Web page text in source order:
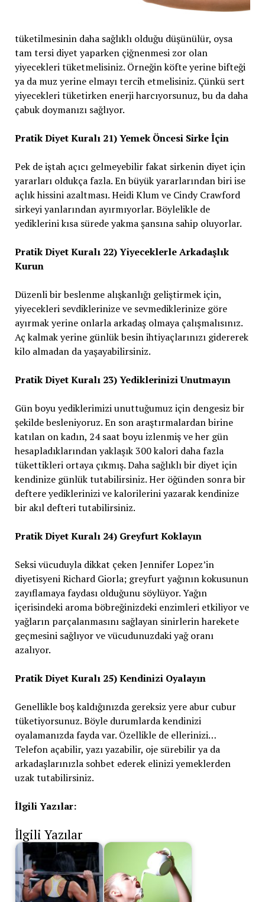
tüketilmesinin daha sağlıklı olduğu düşünülür, oysa
tam tersi diyet yaparken çiğnenmesi zor olan
yiyecekleri tüketmelisiniz. Örneğin köfte yerine bifteği
ya da muz yerine elmayı tercih etmelisiniz. Çünkü sert
yiyecekleri tüketirken enerji harcıyorsunuz, bu da daha
çabuk doymanızı sağlıyor.
Pratik Diyet Kuralı 21) Yemek Öncesi Sirke İçin
Pek de iştah açıcı gelmeyebilir fakat sirkenin diyet için
yararları oldukça fazla. En büyük yararlarından biri ise
açlık hissini azaltması. Heidi Klum ve Cindy Crawford
sirkeyi yanlarından ayırmıyorlar. Böylelikle de
yediklerini kısa sürede yakma şansına sahip oluyorlar.
Pratik Diyet Kuralı 22) Yiyeceklerle Arkadaşlık
Kurun
Düzenli bir beslenme alışkanlığı geliştirmek için,
yiyecekleri sevdiklerinize ve sevmediklerinize göre
ayırmak yerine onlarla arkadaş olmaya çalışmalısınız.
Aç kalmak yerine günlük besin ihtiyaçlarınızı gidererek
kilo almadan da yaşayabilirsiniz.
Pratik Diyet Kuralı 23) Yediklerinizi Unutmayın
Gün boyu yediklerimizi unuttuğumuz için dengesiz bir
şekilde besleniyoruz. En son araştırmalardan birine
katılan on kadın, 24 saat boyu izlenmiş ve her gün
hesapladıklarından yaklaşık 300 kalori daha fazla
tükettikleri ortaya çıkmış. Daha sağlıklı bir diyet için
kendinize günlük tutabilirsiniz. Her öğünden sonra bir
deftere yediklerinizi ve kalorilerini yazarak kendinize
bir akıl defteri tutabilirsiniz.
Pratik Diyet Kuralı 24) Greyfurt Koklayın
Seksi vücuduyla dikkat çeken Jennifer Lopez’in
diyetisyeni Richard Giorla; greyfurt yağının kokusunun
zayıflamaya faydası olduğunu söylüyor. Yağın
içerisindeki aroma böbreğinizdeki enzimleri etkiliyor ve
yağların parçalanmasını sağlayan sinirlerin harekete
geçmesini sağlıyor ve vücudunuzdaki yağ oranı
azalıyor.
Pratik Diyet Kuralı 25) Kendinizi Oyalayın
Genellikle boş kaldığınızda gereksiz yere abur cubur
tüketiyorsunuz. Böyle durumlarda kendinizi
oyalamanızda fayda var. Özellikle de ellerinizi…
Telefon açabilir, yazı yazabilir, oje sürebilir ya da
arkadaşlarınızla sohbet ederek elinizi yemeklerden
uzak tutabilirsiniz.
İlgili Yazılar:
İlgili Yazılar